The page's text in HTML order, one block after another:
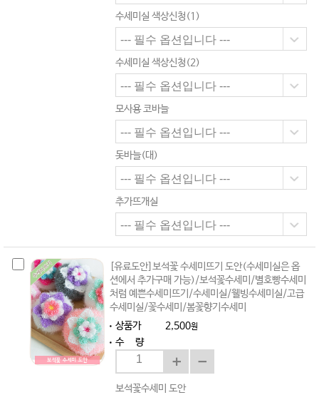
수세미실 색상신청(1)
수세미실 색상신청(2)
모사용 코바늘
돗바늘(대)
추가뜨개실
[유료도안]보석꽃 수세미뜨기 도안(수세미실은 옵
션에서 추가구매 가능)/보석꽃수세미/별호빵수세미
처럼 예쁜수세미뜨기/수세미실/웰빙수세미실/고급
수세미실/꽃수세미/봄꽃향기수세미
상품가
2,500원
수 량
보석꽃수세미 도안